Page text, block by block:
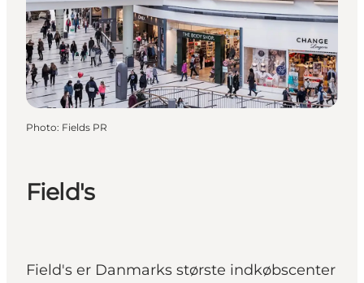
Field's
Field's er Danmarks største indkøbscenter
Photo: Fields PR